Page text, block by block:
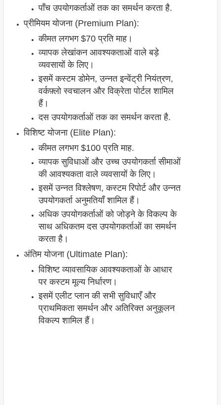
पाँच उपयोगकर्ताओं तक का समर्थन करता है.
प्रीमियम योजना (Premium Plan):
कीमत लगभग $70 प्रति माह।
व्यापक लेखांकन आवश्यकताओं वाले बड़े
व्यवसायों के लिए।
इसमें कस्टम डोमेन, उन्नत इन्वेंट्री नियंत्रण,
वर्कफ़्लो स्वचालन और विक्रेता पोर्टल शामिल
हैं।
दस उपयोगकर्ताओं तक का समर्थन करता है.
विशिष्ट योजना (Elite Plan):
कीमत लगभग $100 प्रति माह.
व्यापक सुविधाओं और उच्च उपयोगकर्ता सीमाओं
की आवश्यकता वाले व्यवसायों के लिए।
इसमें उन्नत विश्लेषण, कस्टम रिपोर्ट और उन्नत
उपयोगकर्ता अनुमतियाँ शामिल हैं।
अधिक उपयोगकर्ताओं को जोड़ने के विकल्प के
साथ अधिकतम दस उपयोगकर्ताओं का समर्थन
करता है।
अंतिम योजना (Ultimate Plan):
विशिष्ट व्यावसायिक आवश्यकताओं के आधार
पर कस्टम मूल्य निर्धारण।
इसमें एलीट प्लान की सभी सुविधाएँ और
प्राथमिकता समर्थन और अतिरिक्त अनुकूलन
विकल्प शामिल हैं।